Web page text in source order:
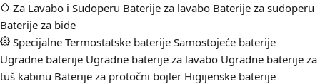
Za Lavabo i Sudoperu Baterije za lavabo Baterije za sudoperu
Baterije za bide
Specijalne Termostatske baterije Samostojeće baterije
Ugradne baterije Ugradne baterije za lavabo Ugradne baterije za
tuš kabinu Baterije za protočni bojler Higijenske baterije